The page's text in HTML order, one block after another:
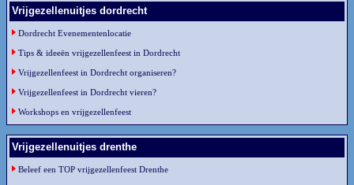
Vrijgezellenuitjes dordrecht
Dordrecht Evenementenlocatie
Tips & ideeën vrijgezellenfeest in Dordrecht
Vrijgezellenfeest in Dordrecht organiseren?
Vrijgezellenfeest in Dordrecht vieren?
Workshops en vrijgezellenfeest
Vrijgezellenuitjes drenthe
Beleef een TOP vrijgezellenfeest Drenthe